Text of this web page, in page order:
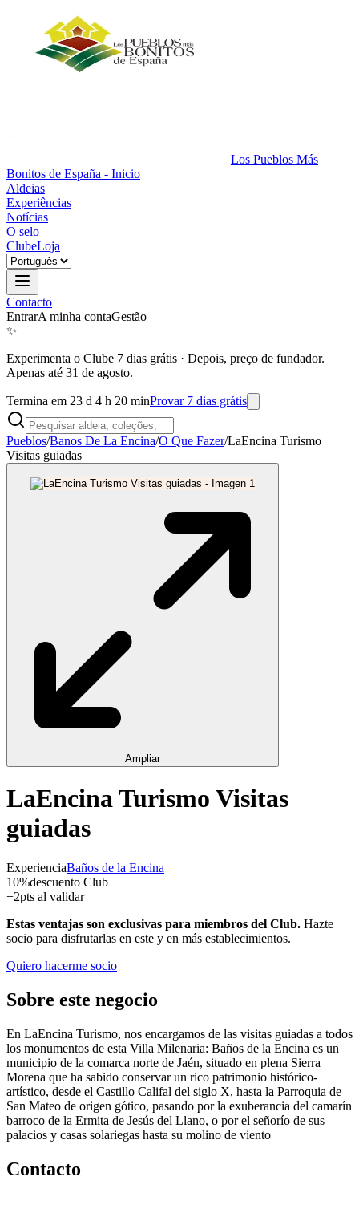
Los Pueblos Más
Bonitos de España - Inicio
Aldeias
Experiências
Notícias
O selo
ClubeLoja
Contacto
EntrarA minha contaGestão
✨
Experimenta o Clube 7 dias grátis · Depois, preço de fundador.
Apenas até 31 de agosto.
Termina em 23 d 4 h 20 minProvar 7 dias grátis
Pueblos/Banos De La Encina/O Que Fazer/LaEncina Turismo
Visitas guiadas
Ampliar
LaEncina Turismo Visitas
guiadas
ExperienciaBaños de la Encina
10%descuento Club
+2pts al validar
Estas ventajas son exclusivas para miembros del Club. Hazte
socio para disfrutarlas en este y en más establecimientos.
Quiero hacerme socio
Sobre este negocio
En LaEncina Turismo, nos encargamos de las visitas guiadas a todos
los monumentos de esta Villa Milenaria: Baños de la Encina es un
municipio de la comarca norte de Jaén, situado en plena Sierra
Morena que ha sabido conservar un rico patrimonio histórico-
artístico, desde el Castillo Califal del siglo X, hasta la Parroquia de
San Mateo de origen gótico, pasando por la exuberancia del camarín
barroco de la Ermita de Jesús del Llano, o por el señorío de sus
palacios y casas solariegas hasta su molino de viento
Contacto